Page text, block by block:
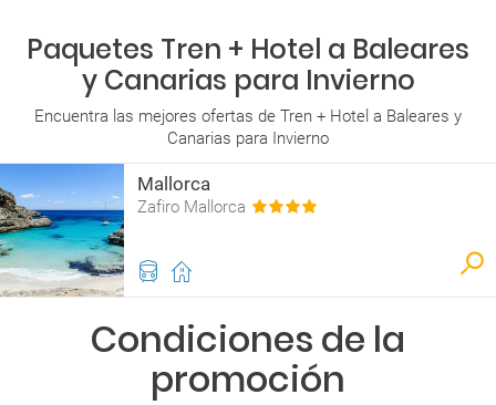
Paquetes Tren + Hotel a Baleares
y Canarias para Invierno
Encuentra las mejores ofertas de Tren + Hotel a Baleares y
Canarias para Invierno
Mallorca
Zafiro Mallorca
Condiciones de la
promoción